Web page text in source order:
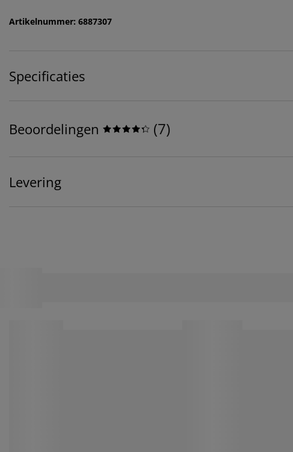
Artikelnummer: 6887307
Specificaties
Beoordelingen (7)
Levering